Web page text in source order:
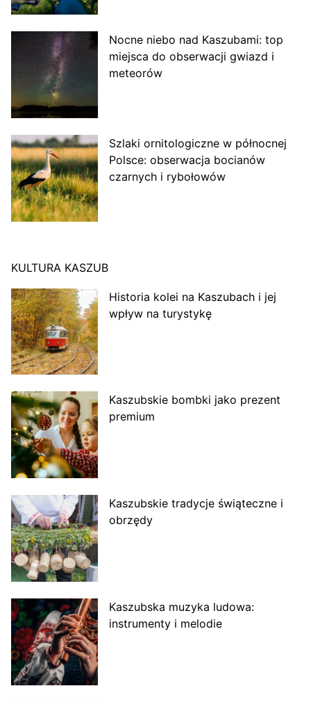
Nocne niebo nad Kaszubami: top
miejsca do obserwacji gwiazd i
meteorów
Szlaki ornitologiczne w północnej
Polsce: obserwacja bocianów
czarnych i rybołowów
KULTURA KASZUB
Historia kolei na Kaszubach i jej
wpływ na turystykę
Kaszubskie bombki jako prezent
premium
Kaszubskie tradycje świąteczne i
obrzędy
Kaszubska muzyka ludowa:
instrumenty i melodie